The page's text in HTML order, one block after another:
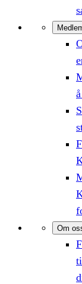
Om